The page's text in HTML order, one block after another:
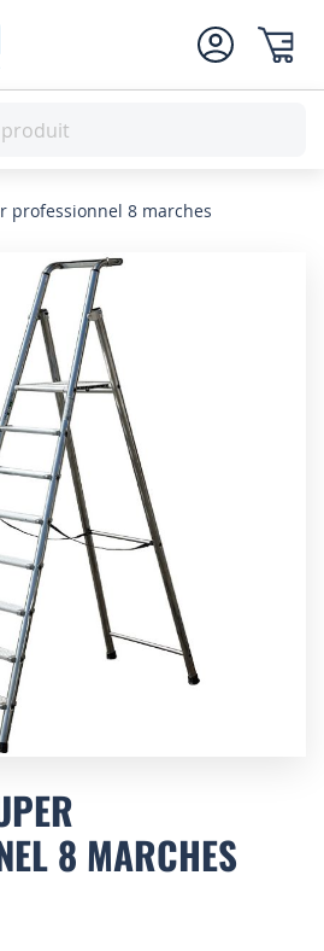
professionnel 8 marches
8 MARCHES